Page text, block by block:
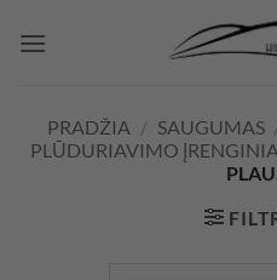
PRADŽIA / SAUGUMAS
PLŪDURIAVIMO